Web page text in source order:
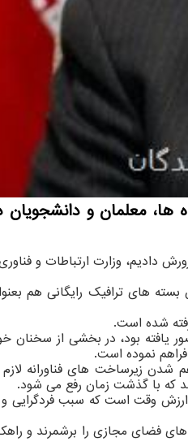
ها، معلمان و
دادیم، وزارت ارتباطات و
های ترافیک رایگانی هم
یافته بود، در بخشی از
نموده است.
شدن زیرساخت های فناورانه
که با گذشت زمان رفع می شود.
وقت است که سبب فردگرایی
فضای مجازی را برشمرند و